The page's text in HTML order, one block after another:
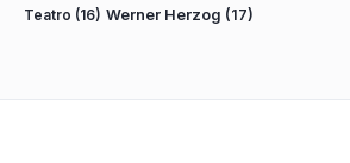
Teatro (16) Werner Herzog (17)